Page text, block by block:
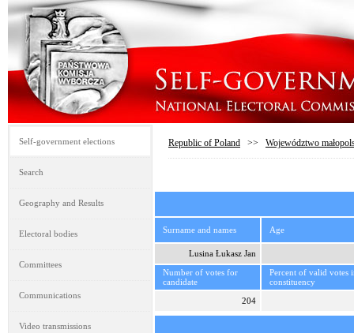
Self-government elections
Search
Geography and Results
Electoral bodies
Committees
Communications
Video transmissions
Republic of Poland >> Województwo
Surname and names Age
Lusina Łukasz Jan
Number of votes for
candidate
Percent of valid votes
constituency
204